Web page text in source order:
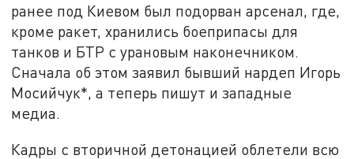
ранее под Киевом был подорван арсенал, где,
кроме ракет, хранились боеприпасы для
танков и БТР с урановым наконечником.
Сначала об этом заявил бывший нардеп Игорь
Мосийчук*, а теперь пишут и западные
медиа.
Кадры с вторичной детонацией облетели всю